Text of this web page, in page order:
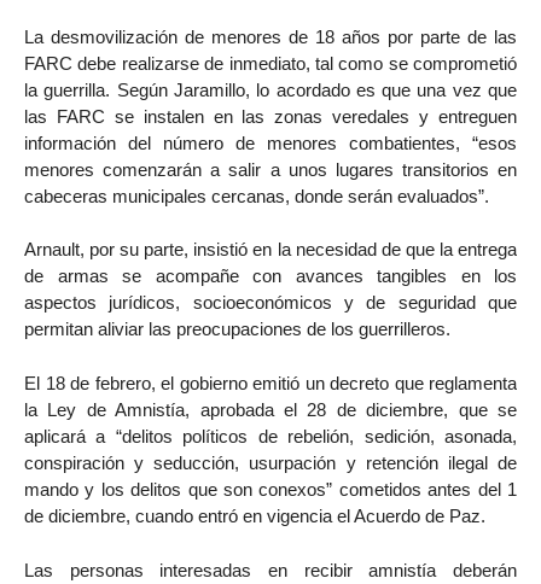
La desmovilización de menores de 18 años por parte de las
FARC debe realizarse de inmediato, tal como se comprometió
la guerrilla. Según Jaramillo, lo acordado es que una vez que
las FARC se instalen en las zonas veredales y entreguen
información del número de menores combatientes, “esos
menores comenzarán a salir a unos lugares transitorios en
cabeceras municipales cercanas, donde serán evaluados”.
Arnault, por su parte, insistió en la necesidad de que la entrega
de armas se acompañe con avances tangibles en los
aspectos jurídicos, socioeconómicos y de seguridad que
permitan aliviar las preocupaciones de los guerrilleros.
El 18 de febrero, el gobierno emitió un decreto que reglamenta
la Ley de Amnistía, aprobada el 28 de diciembre, que se
aplicará a “delitos políticos de rebelión, sedición, asonada,
conspiración y seducción, usurpación y retención ilegal de
mando y los delitos que son conexos” cometidos antes del 1
de diciembre, cuando entró en vigencia el Acuerdo de Paz.
Las personas interesadas en recibir amnistía deberán